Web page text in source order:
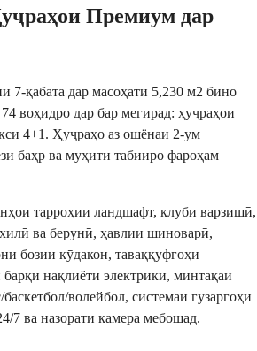
Премиум дар
7-қабата дар масоҳати 5,230 м2 бино
воҳидро дар бар мегирад: ҳуҷраҳои
4+1. Ҳуҷраҳо аз ошёнаи 2-ум
баҳр ва муҳити табииро фароҳам
тарроҳии ландшафт, клуби варзишӣ,
ва берунӣ, ҳавлии шиноварӣ,
бозии кӯдакон, таваққуфгоҳи
нақлиёти электрикӣ, минтақаи
волейбол, системаи гузаргоҳи
7 ва назорати камера мебошад.